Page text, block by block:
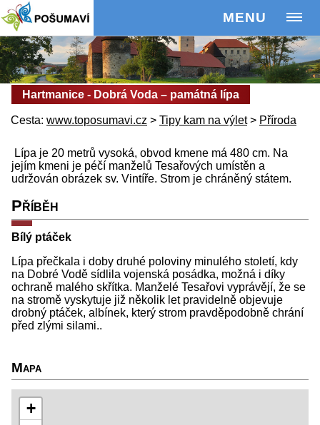
MENU
Hartmanice - Dobrá Voda – památná lípa
Cesta: www.toposumavi.cz > Tipy kam na výlet> Příroda
Lípa je 20 metrů vysoká, obvod kmene má 480 cm. Na
jejím kmeni je péčí manželů Tesařových umístěn a
udržován obrázek sv. Vintíře. Strom je chráněný státem.
Příběh
Bílý ptáček
Lípa přečkala i doby druhé poloviny minulého století, kdy
na Dobré Vodě sídlila vojenská posádka, možná i díky
ochraně malého skřítka. Manželé Tesařovi vyprávějí, že se
na stromě vyskytuje již několik let pravidelně objevuje
drobný ptáček, albínek, který strom pravděpodobně chrání
před zlými silami..
Mapa